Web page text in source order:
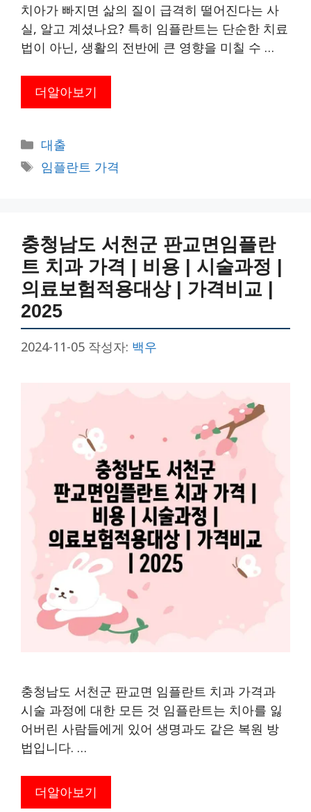
치아가 빠지면 삶의 질이 급격히 떨어진다는 사
실, 알고 계셨나요? 특히 임플란트는 단순한 치료
법이 아닌, 생활의 전반에 큰 영향을 미칠 수 …
더알아보기
카
테
고
대출
태
임플란트 가격
충청남도 서천군 판교면임플란
트 치과 가격 | 비용 | 시술과정 |
의료보험적용대상 | 가격비교 |
2025
2024-11-05 작성자: 백우
충청남도 서천군 판교면 임플란트 치과 가격과
시술 과정에 대한 모든 것 임플란트는 치아를 잃
어버린 사람들에게 있어 생명과도 같은 복원 방
법입니다. …
더알아보기